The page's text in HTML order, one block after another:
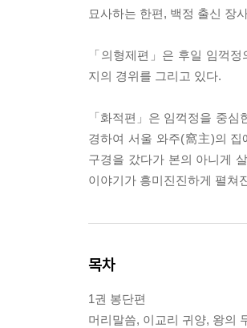
묘사하는 한편, 백정 출신 장
「의형제편」은 후일 임꺽
지의 경위를 그리고 있다.
「화적편」은 임꺽정을 중
경하여 서울 와주(窩主)의
구경을 갔다가 본의 아니게
이야기가 흥미진진하게 펼쳐
목차
1권 봉단편
머리말씀, 이교리 귀양, 왕의